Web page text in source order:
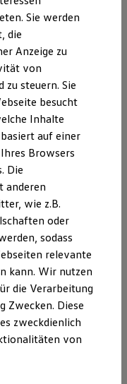
und Updates
ID.
von allen
Erklärung gilt
Links und für
Banner führen.
spezifischen
können
die
neuer
werden, der an
wurden nach
(§ 2 Nrn. 5, 6,
Fassung)
nicht auf ein
Bestandteil des
Sie werden
die
Anzeige zu
von
zu steuern. Sie
besucht
Inhalte
auf einer
Browsers
Die
anderen
wie z.B.
oder
sodass
relevante
kann. Wir nutzen
die Verarbeitung
Zwecken. Diese
zweckdienlich
von